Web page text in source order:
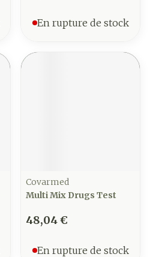
En rupture de stock
Covarmed
Multi Mix Drugs Test
48,04 €
En rupture de stock